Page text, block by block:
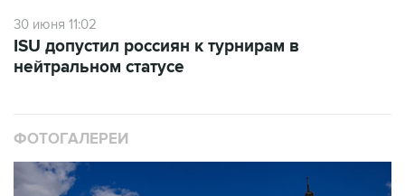
30 июня 11:02
ISU допустил россиян к турнирам в
нейтральном статусе
ФОТОГАЛЕРЕИ